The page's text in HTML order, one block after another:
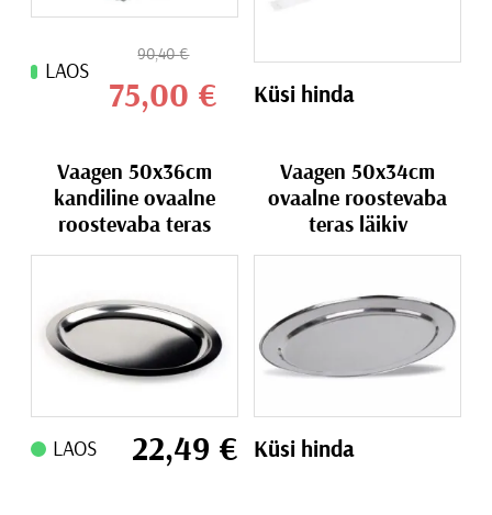
LAOS
90,40€
75,00 € Küsi hinda
Vaagen 50x36cm
kandiline ovaalne
roostevaba teras
LAOS 22,49 €
Vaagen 50x34cm
ovaalne roostevaba
teras läikiv
Küsi hinda